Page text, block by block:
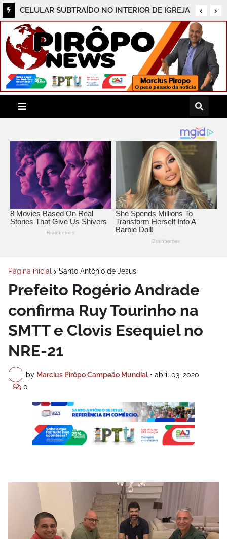
Agenda cultural: saiba o que fazer em Salvador
neste sábado
Página inicial Santo Antônio de Jesus
Prefeito Rogério Andrade
confirma Ruy Tourinho na
SMTT e Clovis Esequiel no
NRE-21
by Marcius Pirôpo Campeão Mundial • abril 03, 2020
0